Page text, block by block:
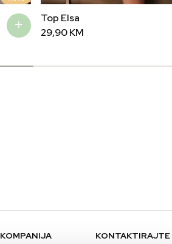
Top Elsa
29,90KM
KOMPANIJA KONTAKTIRAJTE